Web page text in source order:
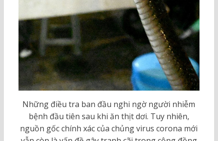
Những điều tra ban đầu nghi ngờ người nhiễm
bệnh đầu tiên sau khi ăn thịt dơi. Tuy nhiên,
nguồn gốc chính xác của chủng virus corona mới